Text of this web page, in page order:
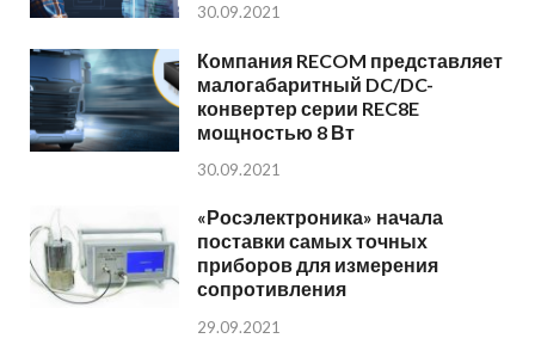
30.09.2021
Компания RECOM представляет
малогабаритный DC/DC-
конвертер серии REC8E
мощностью 8 Вт
30.09.2021
«Росэлектроника» начала
поставки самых точных
приборов для измерения
сопротивления
29.09.2021